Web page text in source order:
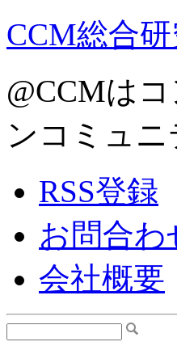
CCM総合
@CCMは
ンコミュ
RSS登録
お問合わ
会社概要